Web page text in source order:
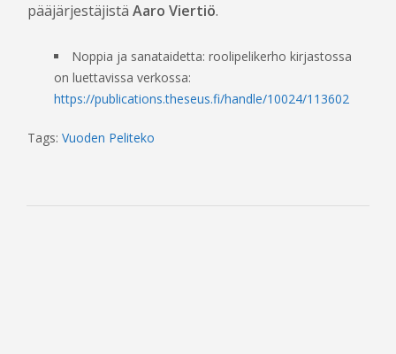
pääjärjestäjistä Aaro Viertiö.
Noppia ja sanataidetta: roolipelikerho kirjastossa
on luettavissa verkossa:
https://publications.theseus.fi/handle/10024/113602
Tags: Vuoden Peliteko